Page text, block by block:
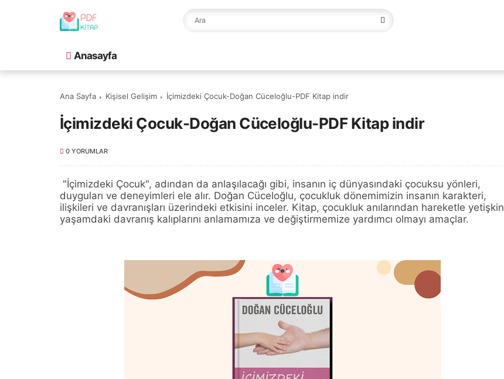
Anasayfa
Ana Sayfa Kişisel Gelişim İçimizdeki Çocuk-Doğan Cüceloğlu-PDF Kitap indir
İçimizdeki Çocuk-Doğan Cüceloğlu-PDF Kitap indir
0 YORUMLAR
"İçimizdeki Çocuk", adından da anlaşılacağı gibi, insanın iç dünyasındaki çocuksu yönleri,
duyguları ve deneyimleri ele alır. Doğan Cüceloğlu, çocukluk dönemimizin insanın karakteri,
ilişkileri ve davranışları üzerindeki etkisini inceler. Kitap, çocukluk anılarından hareketle yetişkin
yaşamdaki davranış kalıplarını anlamamıza ve değiştirmemize yardımcı olmayı amaçlar.